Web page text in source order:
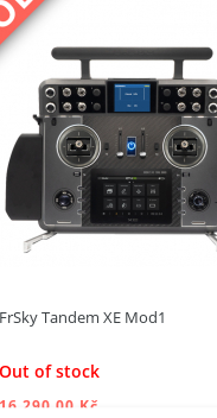
FrSky Tandem XE Mod1
Out of stock
16 290,00 Kč